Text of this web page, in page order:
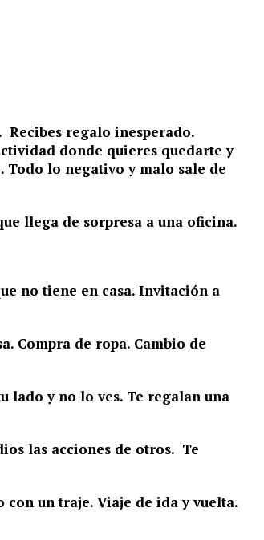
Recibes regalo inesperado.
donde quieres quedarte y
lo negativo y malo sale de
llega de sorpresa a una oficina.
no tiene en casa. Invitación a
Compra de ropa. Cambio de
lado y no lo ves. Te regalan una
las acciones de otros. Te
un traje. Viaje de ida y vuelta.